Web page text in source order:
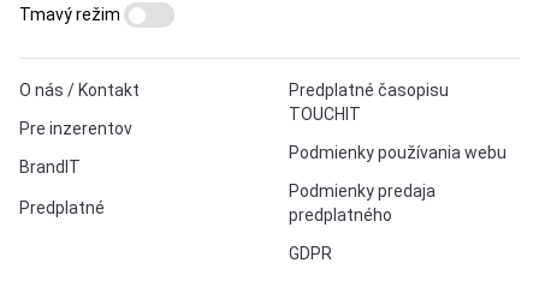
O nás / Kontakt
Pre inzerentov
BrandIT
Predplatné
Predplatné časopisu
TOUCHIT
Podmienky používania webu
Podmienky predaja
predplatného
GDPR
Tmavý režim